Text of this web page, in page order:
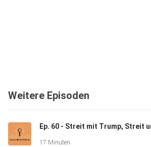
Du findest Italopolitisch nützlich?
Dann buy me a coffee:
Weitere Episoden
17 Minuten